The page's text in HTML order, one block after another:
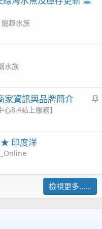
趣水族
水族
家資訊與品牌簡介
心8.4站上服務】
印度洋
檢視更多……